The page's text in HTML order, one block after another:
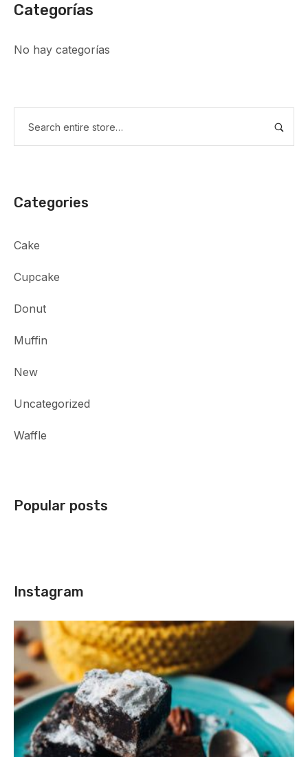
Categorías
No hay categorías
Categories
Cake
Cupcake
Donut
Muffin
New
Uncategorized
Waffle
Popular posts
Instagram